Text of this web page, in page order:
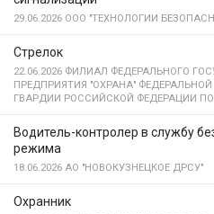
29.06.2026 ООО "ТЕХНОЛОГИИ
Стрелок
22.06.2026 ФИЛИАЛ ФЕДЕРАЛЬНОГО
ПРЕДПРИЯТИЯ "ОХРАНА"
ГВАРДИИ РОССИЙСКОЙ ФЕДЕРАЦИИ
Водитель-контролер в службу
режима
18.06.2026 АО "НОВОКУЗНЕЦКОЕ ДРСУ"
Охранник